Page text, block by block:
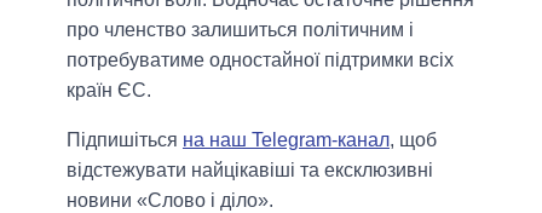
про членство залишиться політичним і
потребуватиме одностайної підтримки всіх
країн ЄС.
Підпишіться на наш Telegram-канал, щоб
відстежувати найцікавіші та ексклюзивні
новини «Слово і діло».